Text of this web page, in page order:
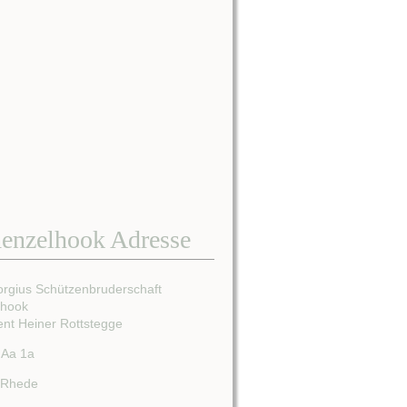
Adresse
Schützenbruderschaft
Heiner Rottstegge
1a